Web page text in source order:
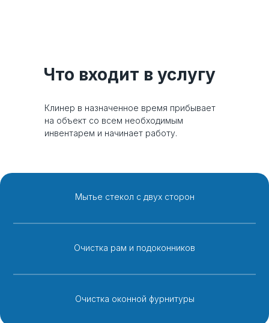
Клинер в назначенное время прибывает
на объект со всем необходимым
инвентарем и начинает работу.
Что входит в услугу
Мытье стекол с двух сторон
Очистка рам и подоконников
Очистка оконной фурнитуры